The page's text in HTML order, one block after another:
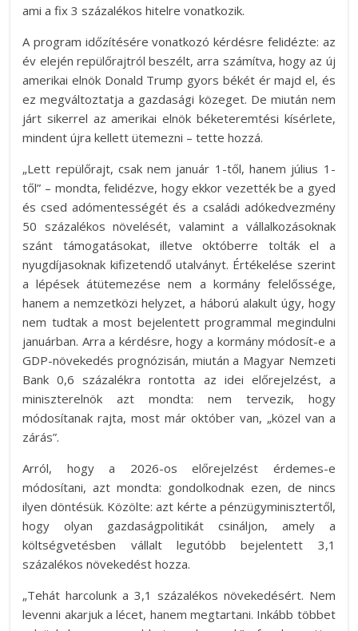
ami a fix 3 százalékos hitelre vonatkozik.
A program időzítésére vonatkozó kérdésre felidézte: az
év elején repülőrajtról beszélt, arra számítva, hogy az új
amerikai elnök Donald Trump gyors békét ér majd el, és
ez megváltoztatja a gazdasági közeget. De miután nem
járt sikerrel az amerikai elnök béketeremtési kísérlete,
mindent újra kellett ütemezni – tette hozzá.
„Lett repülőrajt, csak nem január 1-től, hanem július 1-
től” – mondta, felidézve, hogy ekkor vezették be a gyed
és csed adómentességét és a családi adókedvezmény
50 százalékos növelését, valamint a vállalkozásoknak
szánt támogatásokat, illetve októberre tolták el a
nyugdíjasoknak kifizetendő utalványt. Értékelése szerint
a lépések átütemezése nem a kormány felelőssége,
hanem a nemzetközi helyzet, a háború alakult úgy, hogy
nem tudtak a most bejelentett programmal megindulni
januárban. Arra a kérdésre, hogy a kormány módosít-e a
GDP-növekedés prognózisán, miután a Magyar Nemzeti
Bank 0,6 százalékra rontotta az idei előrejelzést, a
miniszterelnök azt mondta: nem tervezik, hogy
módosítanak rajta, most már október van, „közel van a
zárás”.
Arról, hogy a 2026-os előrejelzést érdemes-e
módosítani, azt mondta: gondolkodnak ezen, de nincs
ilyen döntésük. Közölte: azt kérte a pénzügyminisztertől,
hogy olyan gazdaságpolitikát csináljon, amely a
költségvetésben vállalt legutóbb bejelentett 3,1
százalékos növekedést hozza.
„Tehát harcolunk a 3,1 százalékos növekedésért. Nem
levenni akarjuk a lécet, hanem megtartani. Inkább többet